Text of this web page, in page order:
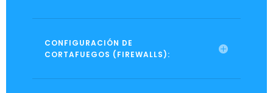
CONFIGURACIÓN DE
CORTAFUEGOS (FIREWALLS):